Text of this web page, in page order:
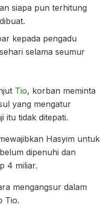
siapa pun terhitung
kepada pengadu
selama seumur
Tio, korban meminta
yang mengatur
itu tidak ditepati.
Hasyim untuk
dipenuhi dan
4 miliar.
mengangsur dalam
Tio.